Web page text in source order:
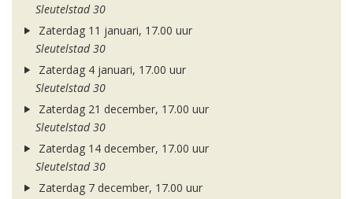
Sleutelstad 30
Zaterdag 11 januari, 17.00 uur
Sleutelstad 30
Zaterdag 4 januari, 17.00 uur
Sleutelstad 30
Zaterdag 21 december, 17.00 uur
Sleutelstad 30
Zaterdag 14 december, 17.00 uur
Sleutelstad 30
Zaterdag 7 december, 17.00 uur